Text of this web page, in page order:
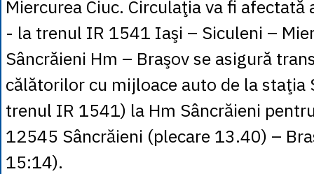
Miercurea Ciuc. Circulaţia va fi afectată
- la trenul IR 1541 Iaşi – Siculeni –
Sâncrăieni Hm – Braşov se asigură
călătorilor cu mijloace auto de la staţia
trenul IR 1541) la Hm Sâncrăieni
12545 Sâncrăieni (plecare 13.40) –
15:14).